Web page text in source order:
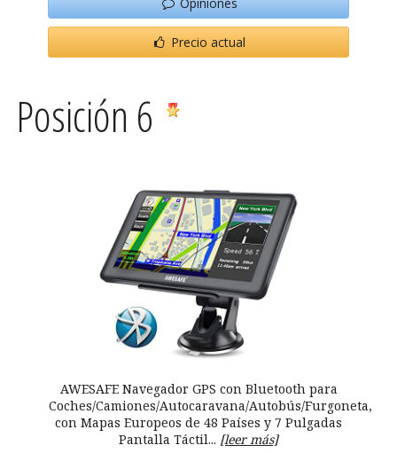
Opiniones
Precio actual
Posición 6
AWESAFE Navegador GPS con Bluetooth para
Coches/Camiones/Autocaravana/Autobús/Furgoneta,
con Mapas Europeos de 48 Países y 7 Pulgadas
Pantalla Táctil... [leer más]